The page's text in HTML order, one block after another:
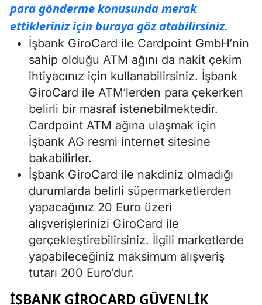
para gönderme konusunda merak
ettikleriniz için buraya göz atabilirsiniz.
İşbank GiroCard ile Cardpoint GmbH’nin
sahip olduğu ATM ağını da nakit çekim
ihtiyacınız için kullanabilirsiniz. İşbank
GiroCard ile ATM’lerden para çekerken
belirli bir masraf istenebilmektedir.
Cardpoint ATM ağına ulaşmak için
İşbank AG resmi internet sitesine
bakabilirler.
İşbank GiroCard ile nakdiniz olmadığı
durumlarda belirli süpermarketlerden
yapacağınız 20 Euro üzeri
alışverişlerinizi GiroCard ile
gerçekleştirebilirsiniz. İlgili marketlerde
yapabileceğiniz maksimum alışveriş
tutarı 200 Euro’dur.
İŞBANK GIROCARD GÜVENLIK